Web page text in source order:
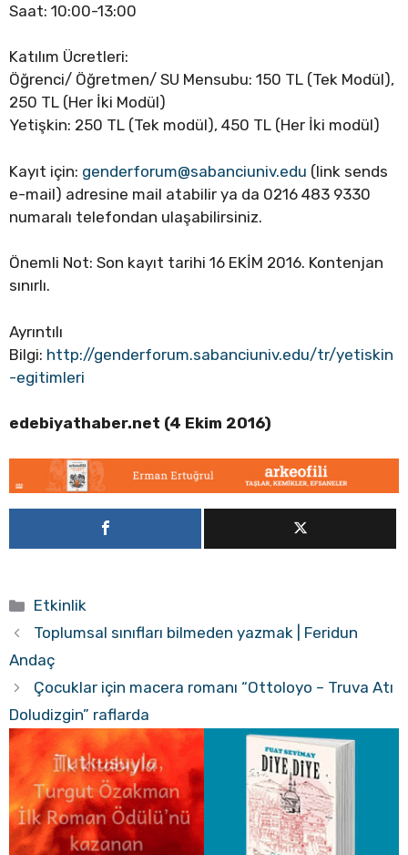
Saat: 10:00-13:00
Katılım Ücretleri:
Öğrenci/ Öğretmen/ SU Mensubu: 150 TL (Tek Modül),
250 TL (Her İki Modül)
Yetişkin: 250 TL (Tek modül), 450 TL (Her İki modül)
Kayıt için: genderforum@sabanciuniv.edu (link sends
e-mail) adresine mail atabilir ya da 0216 483 9330
numaralı telefondan ulaşabilirsiniz.
Önemli Not: Son kayıt tarihi 16 EKİM 2016. Kontenjan
sınırlı.
Ayrıntılı
Bilgi: http://genderforum.sabanciuniv.edu/tr/yetiskin
-egitimleri
edebiyathaber.net (4 Ekim 2016)
Kategoriler
Etkinlik
Toplumsal sınıfları bilmeden yazmak | Feridun
Andaç
Çocuklar için macera romanı “Ottoloyo – Truva Atı
Doludizgin” raflarda